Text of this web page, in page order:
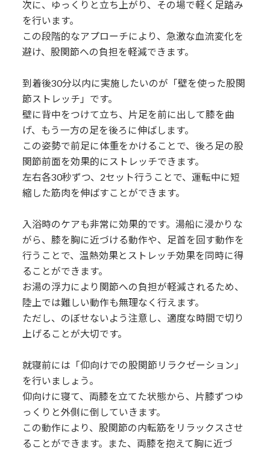
次に、ゆっくりと立ち上がり、その場で軽く足踏み
を行います。
この段階的なアプローチにより、急激な血流変化を
避け、股関節への負担を軽減できます。
到着後30分以内に実施したいのが「壁を使った股関
節ストレッチ」です。
壁に背中をつけて立ち、片足を前に出して膝を曲
げ、もう一方の足を後ろに伸ばします。
この姿勢で前足に体重をかけることで、後ろ足の股
関節前面を効果的にストレッチできます。
左右各30秒ずつ、2セット行うことで、運転中に短
縮した筋肉を伸ばすことができます。
入浴時のケアも非常に効果的です。湯船に浸かりな
がら、膝を胸に近づける動作や、足首を回す動作を
行うことで、温熱効果とストレッチ効果を同時に得
ることができます。
お湯の浮力により関節への負担が軽減されるため、
陸上では難しい動作も無理なく行えます。
ただし、のぼせないよう注意し、適度な時間で切り
上げることが大切です。
就寝前には「仰向けでの股関節リラクゼーション」
を行いましょう。
仰向けに寝て、両膝を立てた状態から、片膝ずつゆ
っくりと外側に倒していきます。
この動作により、股関節の内転筋をリラックスさせ
ることができます。また、両膝を抱えて胸に近づ